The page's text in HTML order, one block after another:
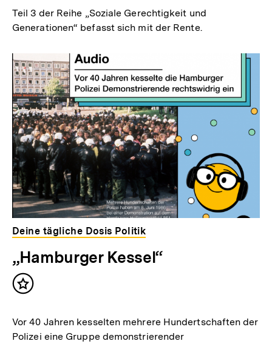
Teil 3 der Reihe „Soziale Gerechtigkeit und
Generationen“ befasst sich mit der Rente.
Deine tägliche Dosis Politik
„Hamburger Kessel“
Inhalt
Vor 40 Jahren kesselten mehrere Hundertschaften der
Polizei eine Gruppe demonstrierender